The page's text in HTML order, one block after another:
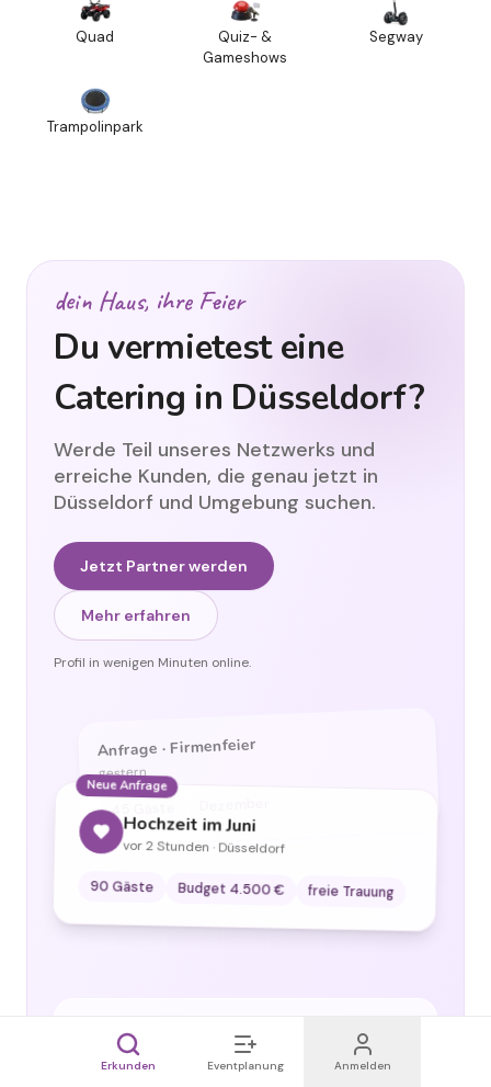
Quad
Quiz- &
Gameshows
Segway
Trampolinpark
dein Haus, ihre Feier
Du vermietest eine
Catering in Düsseldorf?
Werde Teil unseres Netzwerks und
erreiche Kunden, die genau jetzt in
Düsseldorf und Umgebung suchen.
Jetzt Partner werden
Mehr erfahren
Profil in wenigen Minuten online.
Anfrage · Firmenfeier
gestern
45 Gäste
Neue Anfrage
Hochzeit im Juni
vor 2 Stunden · Düsseldorf
90 Gäste Budget 4.500 € freie Trauung
Mehr Sichtbarkeit
in Düsseldorf und Umgebung
Erkunden Eventplanung Anmelden